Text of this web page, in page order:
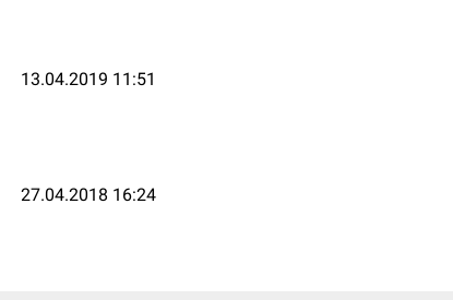
13.04.2019 11:51
27.04.2018 16:24